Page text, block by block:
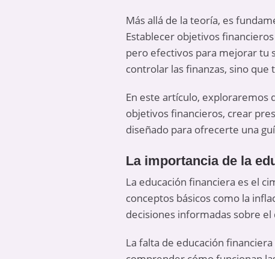
Más allá de la teoría, es
Establecer objetivos
pero efectivos para mejorar tu
controlar las finanzas, sino
En este artículo, exploraremos
objetivos financieros, crear
diseñado para ofrecerte una
La importancia de la
La educación financiera es el
conceptos básicos como la
decisiones informadas sobre el
La falta de educación